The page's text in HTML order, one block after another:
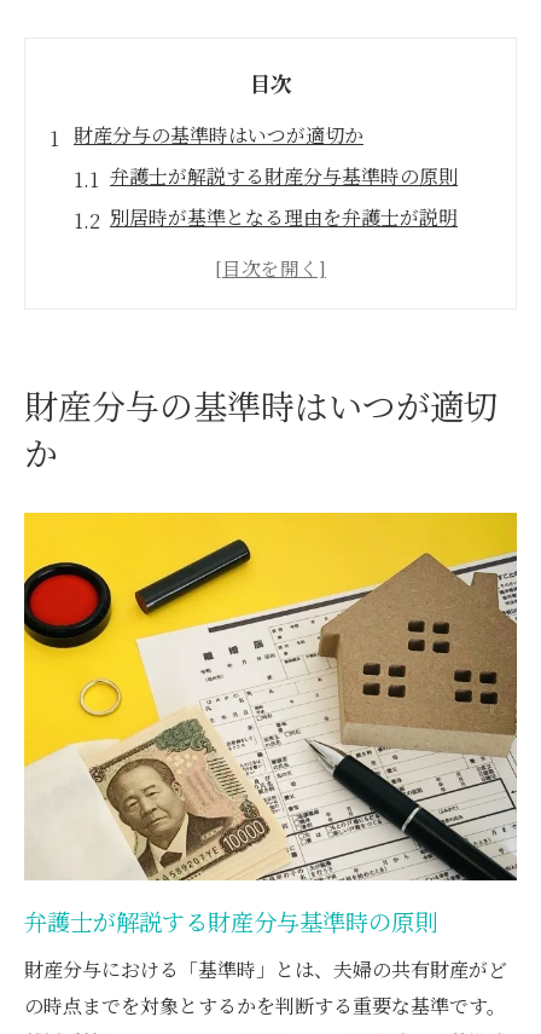
目次
財産分与の基準時はいつが適切か
弁護士が解説する財産分与基準時の原則
別居時が基準となる理由を弁護士が説明
財産分与で基準時が重要なわけを専門解説
弁護士視点で見る財産評価時の違い
預貯金と不動産の評価時を弁護士が比較
離婚時と別居時の評価時の違いを知る
判例を基に弁護士が基準時を解説
別居時と離婚時の基準はどう決まるか
弁護士が解説する基準時の決定プロセス
別居時と離婚時の違いを弁護士目線で整理
財産分与で基準時が異なるケースの判断
判例を参考にした基準時の考え方
弁護士が伝える基準時設定のリスク回避法
評価時が異なる財産の扱い方とは
財産分与における評価時のポイント
財産分与の基準時はいつが適切
か
弁護士が解説する財産分与基準時の原則
財産分与における「基準時」とは、夫婦の共有財産がど
の時点までを対象とするかを判断する重要な基準です。